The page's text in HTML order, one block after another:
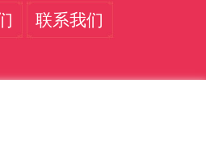
联系我们